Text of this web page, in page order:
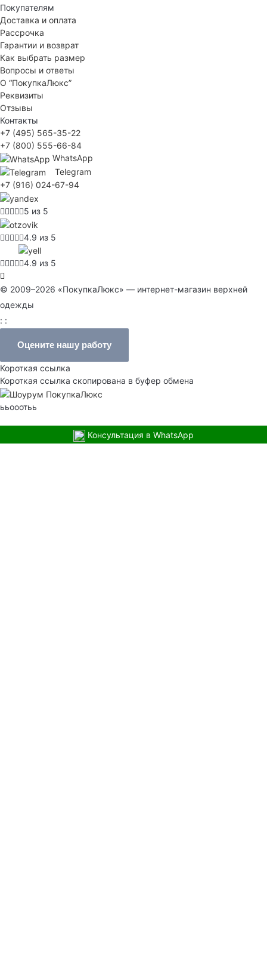
Покупателям
Доставка и оплата
Рассрочка
Гарантии и возврат
Как выбрать размер
Вопросы и ответы
О “ПокупкаЛюкс”
Реквизиты
Отзывы
Контакты
+7 (495) 565-35-22
+7 (800) 555-66-84
WhatsApp
Telegram
+7 (916) 024-67-94
5 из 5
4.9 из 5
4.9 из 5
© 2009–2026 «ПокупкаЛюкс» — интернет-магазин верхней
одежды
: :
Оцените нашу работу
Короткая ссылка
Короткая ссылка скопирована в буфер обмена
ььооотьь
Консультация в WhatsApp